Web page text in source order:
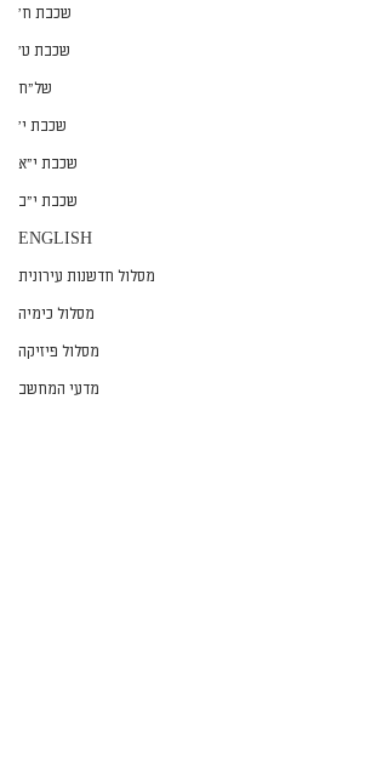
שכבת ח׳
שכבת ט׳
של״ח
שכבת י׳
שכבת י״א
שכבת י״ב
ENGLISH
מסלול חדשנות עירונית
מסלול כימיה
מסלול פיזיקה
מדעי המחשב